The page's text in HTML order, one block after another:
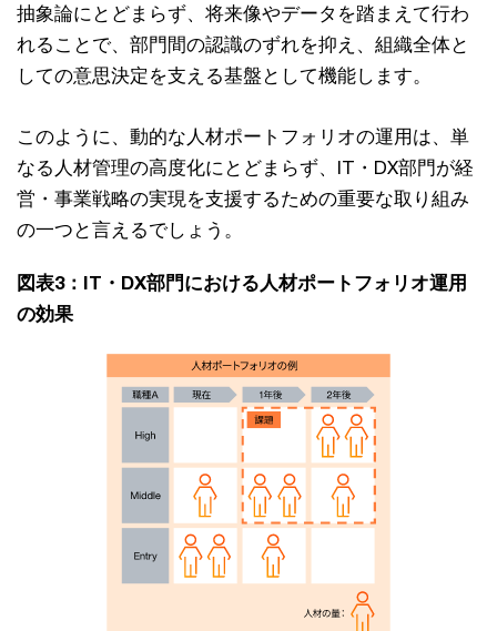
抽象論にとどまらず、将来像やデータを踏まえて行わ
れることで、部門間の認識のずれを抑え、組織全体と
しての意思決定を支える基盤として機能します。
このように、動的な人材ポートフォリオの運用は、単
なる人材管理の高度化にとどまらず、IT・DX部門が経
営・事業戦略の実現を支援するための重要な取り組み
の一つと言えるでしょう。
図表3：IT・DX部門における人材ポートフォリオ運用
の効果